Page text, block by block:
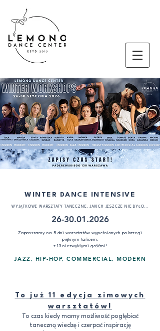
WINTER DANCE INTENSIVE
WYJĄTKOWE WARSZTATY TANECZNE, JAKICH JESZCZE NIE BYŁO...
26-30.01.2026
Zapraszamy na 5 dni warsztatów wypełnionych po brzegi
pięknym tańcem,
z 13 niezwykłymi gośćmi!
JAZZ, HIP-HOP, COMMERCIAL, MODERN
To już 11 edycja zimowych
warsztatów!
To czas kiedy mamy możliwość pogłębiać
taneczną wiedzę i czerpać inspirację